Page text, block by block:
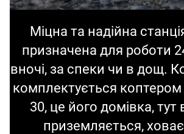
Міцна та надійна
призначена для роботи
вночі, за спеки чи в дощ.
комплектується коптером
30, це його домівка, тут
приземляється,